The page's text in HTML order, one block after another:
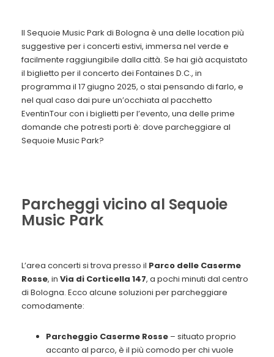
Il Sequoie Music Park di Bologna è una delle location più
suggestive per i concerti estivi, immersa nel verde e
facilmente raggiungibile dalla città. Se hai già acquistato
il biglietto per il concerto dei Fontaines D.C., in
programma il 17 giugno 2025, o stai pensando di farlo, e
nel qual caso dai pure un’occhiata al pacchetto
EventinTour con i biglietti per l’evento, una delle prime
domande che potresti porti è: dove parcheggiare al
Sequoie Music Park?
Parcheggi vicino al Sequoie
Music Park
L’area concerti si trova presso il Parco delle Caserme
Rosse, in Via di Corticella 147, a pochi minuti dal centro
di Bologna. Ecco alcune soluzioni per parcheggiare
comodamente:
Parcheggio Caserme Rosse – situato proprio
accanto al parco, è il più comodo per chi vuole